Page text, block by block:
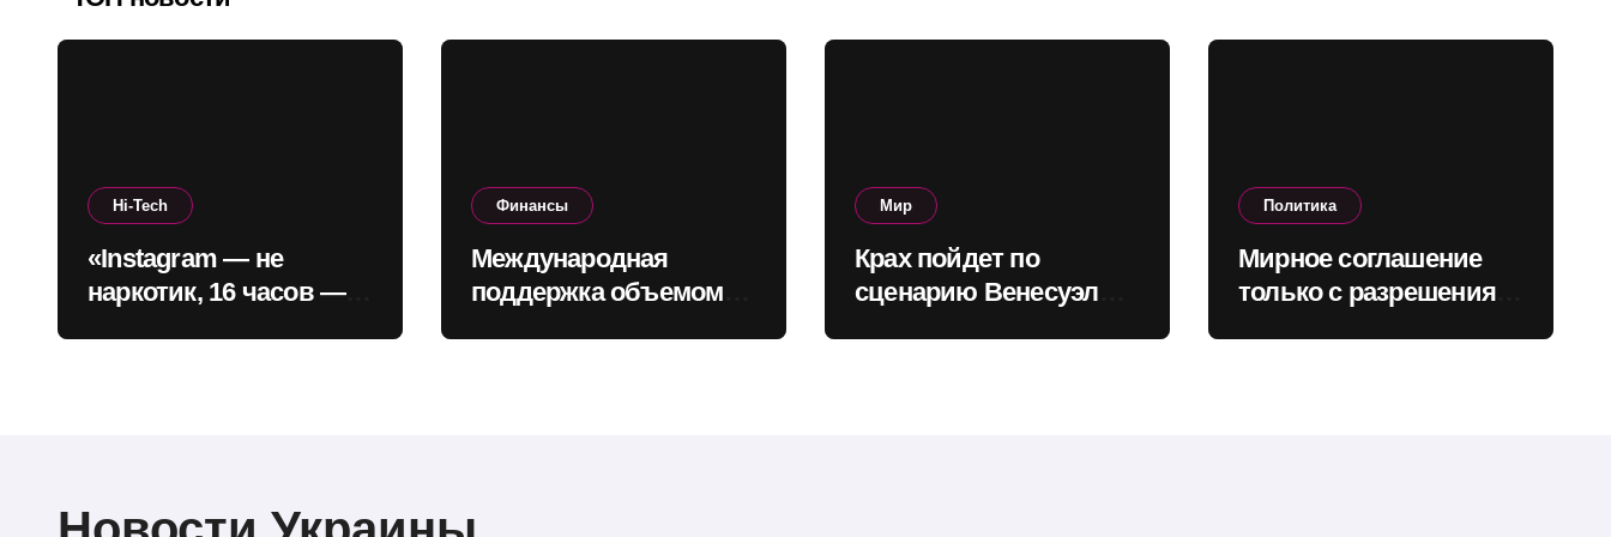
Hi-Tech
«Instagram — не
наркотик, 16 часов —
Финансы
Международная
поддержка объемом
Мир
Крах пойдет по
сценарию Венесуэлы:
Политика
Мирное соглашение
только с разрешения